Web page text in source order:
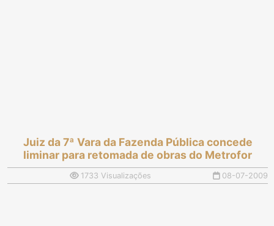
Juiz da 7ª Vara da Fazenda Pública concede
liminar para retomada de obras do Metrofor
1733 Visualizações 08-07-2009